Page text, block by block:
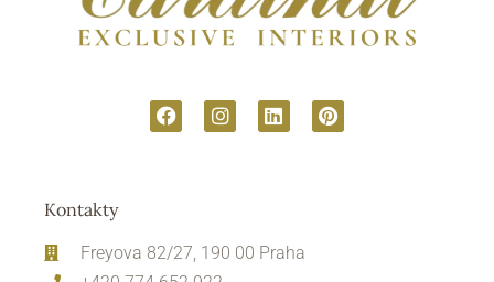
Kontakty
Freyova 82/27, 190 00 Praha